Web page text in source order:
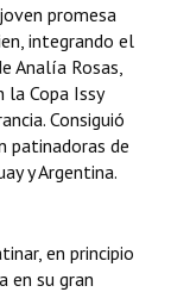
promesa
integrando el
Analía Rosas,
Copa Issy
Consiguió
patinadoras de
y Argentina.
en principio
en su gran